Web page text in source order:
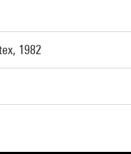
1982